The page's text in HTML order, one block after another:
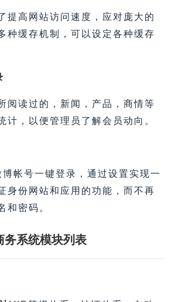
提高网站访问速度，应对庞大的
种缓存机制，可以设定各种缓存
阅读过的，新闻，产品，商情等
计，以便管理员了解会员动向。
帐号一键登录，通过设置实现一
身份网站和应用的功能，而不再
和密码。
务系统模块列表